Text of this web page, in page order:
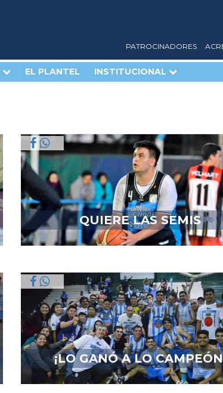
PATROCINADORES
EL PLANTEL INSTITUCIONAL
QUIERE LAS SEMIS
¡LO GANÓ A LO